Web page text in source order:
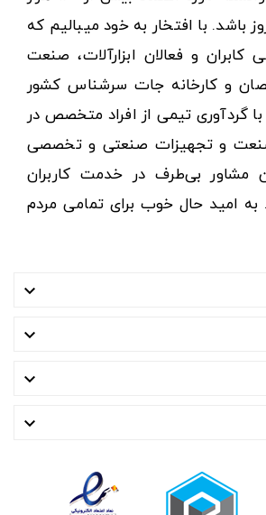
باشد. با افتخار به خود میبالیم که
کابران و فعالان ابزارآلات، صنعت
و کارخانه جات سرشناس کشور
گردآوری تیمی از افراد متخصص در
صنعت و تجهیزات صنعتی و تخصصی
مشاور بی‌طرف در خدمت کاربران
امید حال خوب برای تمامی مردم



